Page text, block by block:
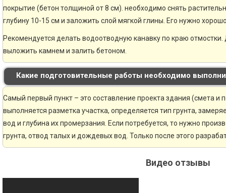
покрытие (бетон толщиной от 8 см). необходимо снять
глубину 10-15 см и заложить слой мягкой глины. Его нужно
Рекомендуется делать водоотводную канавку по краю
выложить камнем и залить бетоном.
Какие подготовительные работы необходимо
Самый первый пункт – это составление проекта здания (смета и
выполняется разметка участка, определяется тип грунта,
вод и глубина их промерзания. Если потребуется, то нужно
грунта, отвод талых и дождевых вод. Только после этого
Видео отзывы